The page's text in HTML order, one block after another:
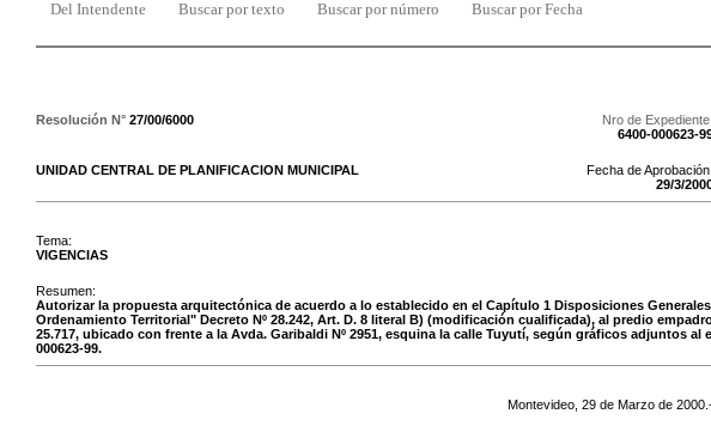
Del Intendente Buscar por texto Buscar por número Buscar por Fecha
Resolución N° 27/00/6000
Nro de
6400-000623-
UNIDAD CENTRAL DE PLANIFICACION MUNICIPAL
Fecha de
29/3/
Tema:
VIGENCIAS
Resumen:
Autorizar la propuesta arquitectónica de acuerdo a lo establecido en el Capítulo 1 Disposiciones
Ordenamiento Territorial" Decreto Nº 28.242, Art. D. 8 literal B) (modificación cualificada), al predio
25.717, ubicado con frente a la Avda. Garibaldi Nº 2951, esquina la calle Tuyutí, según gráficos adjuntos al
000623-99.
Montevideo, 29 de Marzo de 2000